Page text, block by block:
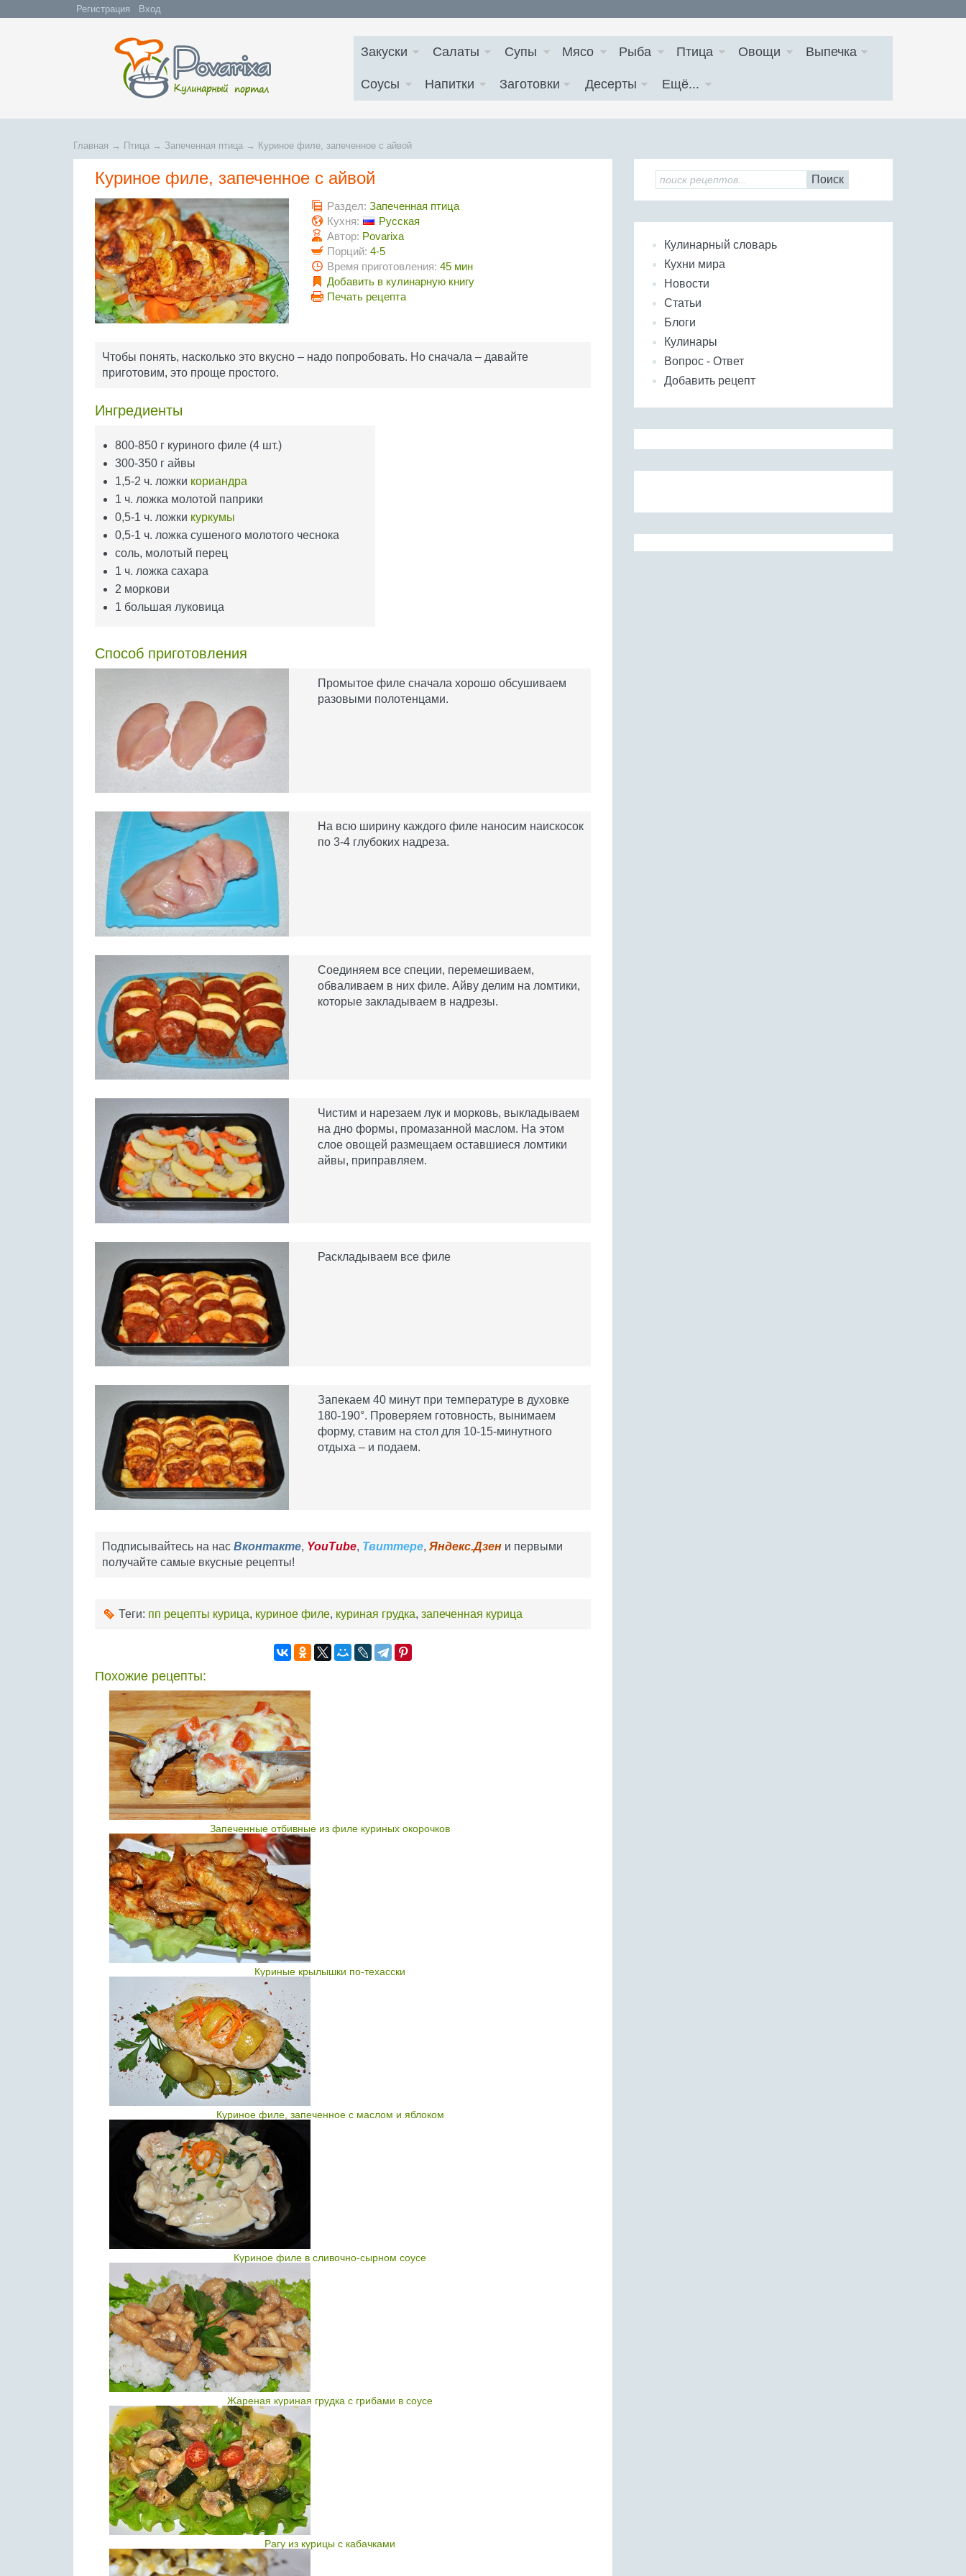
Регистрация Вход
Закуски Салаты Супы Мясо Рыба Птица Овощи Выпечка
Соусы Напитки Заготовки Десерты Ещё...
Главная → Птица → Запеченная птица → Куриное филе, запеченное с айвой
Куриное филе, запеченное с айвой
Раздел: Запеченная птица
Кухня:
Русская
Автор: Povarixa
Порций: 4-5
Время приготовления: 45 мин
Добавить в кулинарную книгу
Печать рецепта
Чтобы понять, насколько это вкусно – надо попробовать. Но сначала – давайте
приготовим, это проще простого.
Ингредиенты
800-850 г куриного филе (4 шт.)
300-350 г айвы
1,5-2 ч. ложки кориандра
1 ч. ложка молотой паприки
0,5-1 ч. ложки куркумы
0,5-1 ч. ложка сушеного молотого чеснока
соль, молотый перец
1 ч. ложка сахара
2 моркови
1 большая луковица
Способ приготовления
Промытое филе сначала хорошо обсушиваем
разовыми полотенцами.
На всю ширину каждого филе наносим наискосок
по 3-4 глубоких надреза.
Соединяем все специи, перемешиваем,
обваливаем в них филе. Айву делим на ломтики,
которые закладываем в надрезы.
Чистим и нарезаем лук и морковь, выкладываем
на дно формы, промазанной маслом. На этом
слое овощей размещаем оставшиеся ломтики
айвы, приправляем.
Раскладываем все филе
Запекаем 40 минут при температуре в духовке
180-190°. Проверяем готовность, вынимаем
форму, ставим на стол для 10-15-минутного
отдыха – и подаем.
Подписывайтесь на нас Вконтакте, YouTube, Твиттере, Яндекс.Дзен и первыми
получайте самые вкусные рецепты!
Теги: пп рецепты курица, куриное филе, куриная грудка, запеченная курица
Похожие рецепты:
Запеченные отбивные из филе куриных окорочков
Куриные крылышки по-техасски
Куриное филе, запеченное с маслом и яблоком
Куриное филе в сливочно-сырном соусе
Жареная куриная грудка с грибами в соусе
Рагу из курицы с кабачками
Поиск
Кулинарный словарь
Кухни мира
Новости
Статьи
Блоги
Кулинары
Вопрос - Ответ
Добавить рецепт